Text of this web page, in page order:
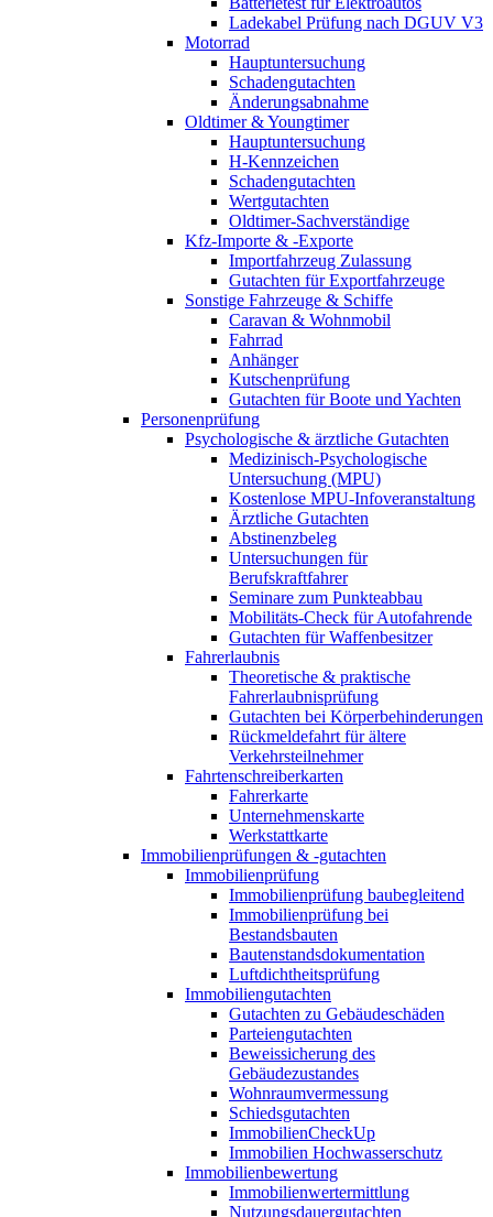
Ladekabel Prüfung nach DGUV V3
Motorrad
Hauptuntersuchung
Schadengutachten
Änderungsabnahme
Oldtimer & Youngtimer
Hauptuntersuchung
H-Kennzeichen
Schadengutachten
Wertgutachten
Oldtimer-Sachverständige
Kfz-Importe & -Exporte
Importfahrzeug Zulassung
Gutachten für Exportfahrzeuge
Sonstige Fahrzeuge & Schiffe
Caravan & Wohnmobil
Fahrrad
Anhänger
Kutschenprüfung
Gutachten für Boote und Yachten
Personenprüfung
Psychologische & ärztliche Gutachten
Medizinisch-Psychologische
Untersuchung (MPU)
Kostenlose MPU-Infoveranstaltung
Ärztliche Gutachten
Abstinenzbeleg
Untersuchungen für
Berufskraftfahrer
Seminare zum Punkteabbau
Mobilitäts-Check für Autofahrende
Gutachten für Waffenbesitzer
Fahrerlaubnis
Theoretische & praktische
Fahrerlaubnisprüfung
Gutachten bei Körperbehinderungen
Rückmeldefahrt für ältere
Verkehrsteilnehmer
Fahrtenschreiberkarten
Fahrerkarte
Unternehmenskarte
Werkstattkarte
Immobilienprüfungen & -gutachten
Immobilienprüfung
Immobilienprüfung baubegleitend
Immobilienprüfung bei
Bestandsbauten
Bautenstandsdokumentation
Luftdichtheitsprüfung
Immobiliengutachten
Gutachten zu Gebäudeschäden
Parteiengutachten
Beweissicherung des
Gebäudezustandes
Wohnraumvermessung
Schiedsgutachten
ImmobilienCheckUp
Immobilien Hochwasserschutz
Immobilienbewertung
Immobilienwertermittlung
Nutzungsdauergutachten